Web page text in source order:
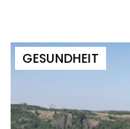
GESUNDHEIT